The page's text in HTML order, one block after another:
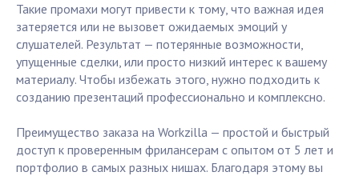
Такие промахи могут привести к тому, что важная идея
затеряется или не вызовет ожидаемых эмоций у
слушателей. Результат — потерянные возможности,
упущенные сделки, или просто низкий интерес к вашему
материалу. Чтобы избежать этого, нужно подходить к
созданию презентаций профессионально и комплексно.
Преимущество заказа на Workzilla — простой и быстрый
доступ к проверенным фрилансерам с опытом от 5 лет и
портфолио в самых разных нишах. Благодаря этому вы